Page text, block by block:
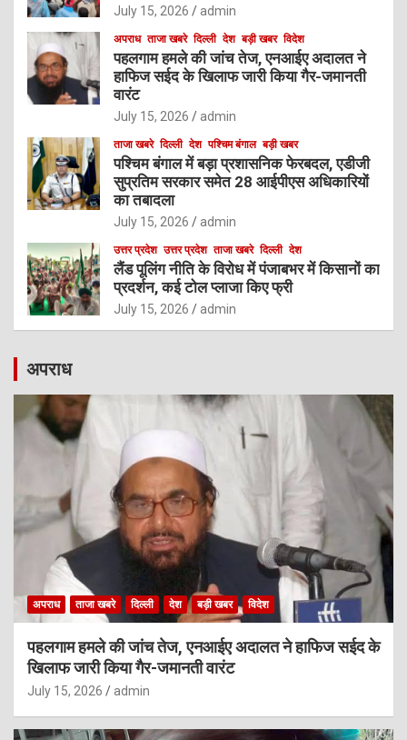
July 15, 2026 admin
अपराध ताजा खबरे दिल्ली देश बड़ी खबर विदेश
पहलगाम हमले की जांच तेज, एनआईए अदालत ने
हाफिज सईद के खिलाफ जारी किया गैर-जमानती
वारंट
July 15, 2026 admin
ताजा खबरे दिल्ली देश पश्चिम बंगाल बड़ी खबर
पश्चिम बंगाल में बड़ा प्रशासनिक फेरबदल, एडीजी
सुप्रतिम सरकार समेत 28 आईपीएस अधिकारियों
का तबादला
July 15, 2026 admin
उत्तर प्रदेश उत्तर प्रदेश ताजा खबरे दिल्ली देश
लैंड पूलिंग नीति के विरोध में पंजाबभर में किसानों का
प्रदर्शन, कई टोल प्लाजा किए फ्री
July 15, 2026 admin
अपराध
अपराध ताजा खबरे दिल्ली देश बड़ी खबर विदेश
पहलगाम हमले की जांच तेज, एनआईए अदालत ने हाफिज सईद के
खिलाफ जारी किया गैर-जमानती वारंट
July 15, 2026 admin